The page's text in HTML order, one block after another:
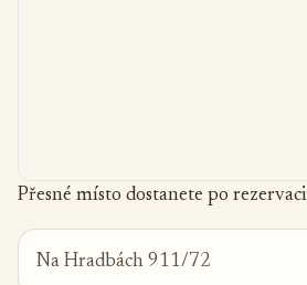
Přesné místo dostanete po rezervaci
Na Hradbách 911/72